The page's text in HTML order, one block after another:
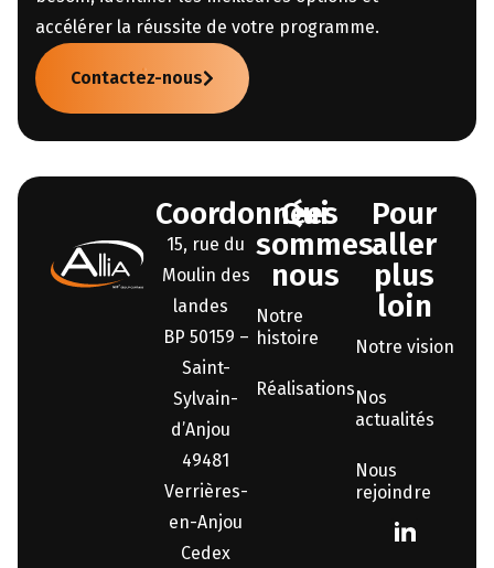
accélérer la réussite de votre programme.
Contactez-nous
Coordonnées
15, rue du
Moulin des
landes
BP 50159 –
Saint-
Sylvain-
d’Anjou
49481
Verrières-
en-Anjou
Cedex
Qui
sommes-
nous
Notre
histoire
Réalisations
Pour
aller
plus
loin
Notre vision
Nos
actualités
Nous
rejoindre